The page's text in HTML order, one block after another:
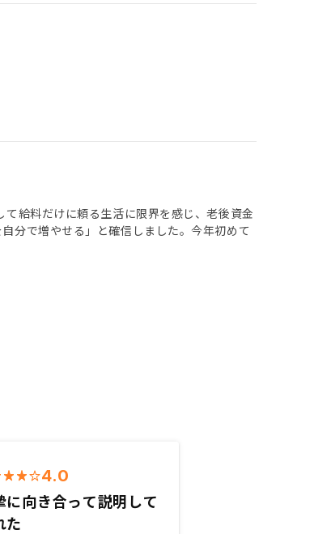
給料だけに頼る生活に限界を感じ、老後資金
分で増やせる」と確信しました。今年初めて
4.0
に向き合って説明して
た